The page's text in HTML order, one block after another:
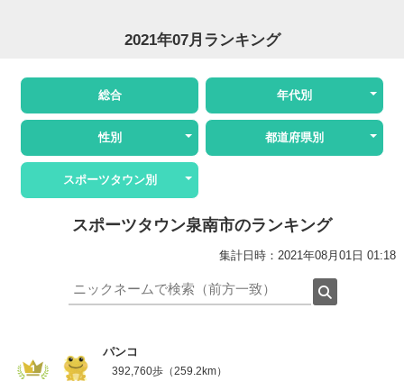
2021年07月ランキング
総合 年代別
性別 都道府県別
スポーツタウン別
スポーツタウン泉南市のランキング
集計日時：2021年08月01日 01:18
パンコ
392,760歩（259.2km）